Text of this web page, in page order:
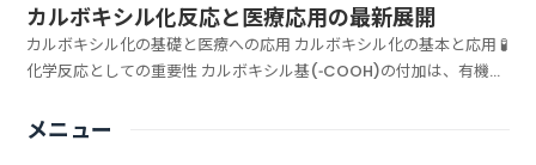
カルボキシル化反応と医療応用の最新展開
カルボキシル化の基礎と医療への応用 カルボキシル化の基本と応用 🧪
化学反応としての重要性 カルボキシル基(-COOH)の付加は、有機化
メニュー